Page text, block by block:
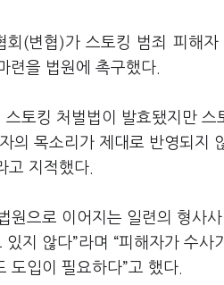
(변협)가 스토킹 범죄 피해자
련을 법원에 촉구했다.
토킹 처벌법이 발효됐지만
의 목소리가 제대로 반영되지
고 지적했다.
원으로 이어지는 일련의 형사
지 않다”라며 “피해자가 수
도입이 필요하다”고 했다.